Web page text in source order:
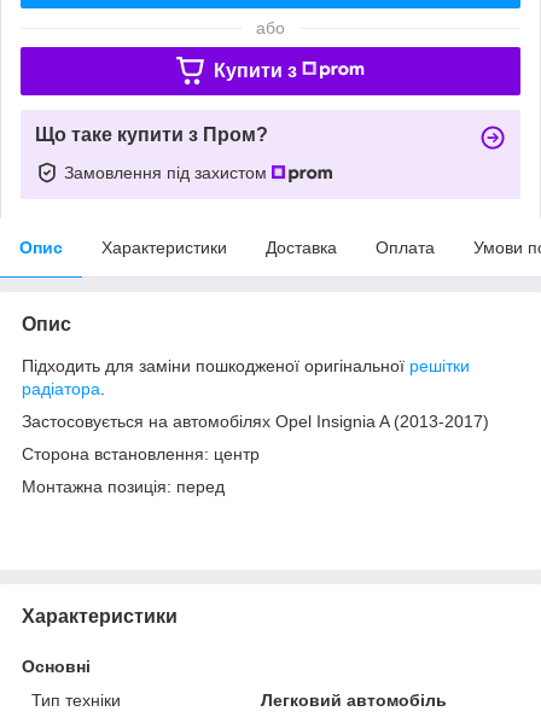
або
Купити з
Що таке купити з Пром?
Замовлення під захистом
Опис Характеристики Доставка Оплата Умови
Опис
Підходить для заміни пошкодженої оригінальної решітки
радіатора
Застосовується на автомобілях Opel Insignia A (2013-2017)
Сторона встановлення: центр
Монтажна позиція: перед
Характеристики
Основні
Тип техніки
Легковий автомобіль